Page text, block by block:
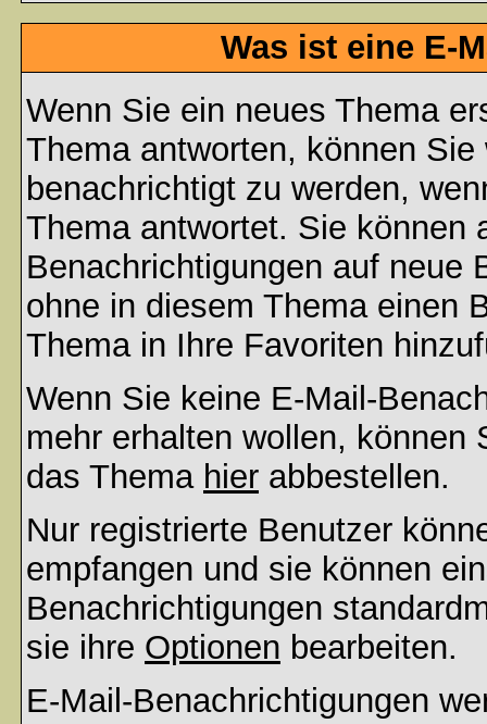
Was ist eine E-
Wenn Sie ein neues Thema
Thema antworten, können
benachrichtigt zu werden,
Thema antwortet. Sie können
Benachrichtigungen auf neue
ohne in diesem Thema einen
Thema in Ihre Favoriten
Wenn Sie keine E-Mail-
mehr erhalten wollen,
das Thema hier abbestellen.
Nur registrierte Benutzer
empfangen und sie können
Benachrichtigungen
sie ihre Optionen bearbeiten.
E-Mail-Benachrichtigungen